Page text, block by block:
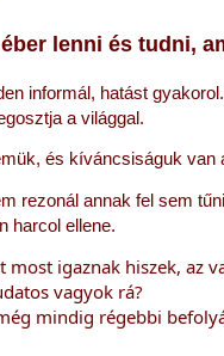
lenni és tudni,
informál, hatást gyakorol.
a világgal.
és kíváncsiságuk van
rezonál annak fel sem
harcol ellene.
most igaznak hiszek, az
vagyok rá?
mindig régebbi